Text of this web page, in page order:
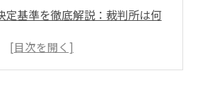
定基準を徹底解説：裁判所は何
法とは？最新判例から見る適切